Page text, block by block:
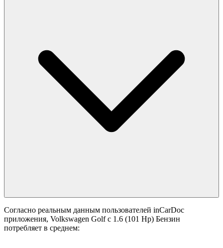
Согласно реальным данным пользователей inCarDoc
приложения, Volkswagen Golf с 1.6 (101 Hp) Бензин
потребляет в среднем: